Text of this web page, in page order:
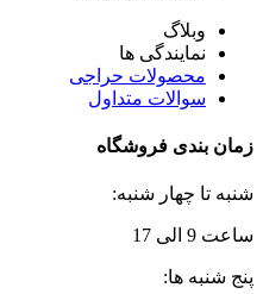
وبلاگ
نمایندگی ها
محصولات حراجی
سوالات متداول
زمان بندی فروشگاه
شنبه تا چهار شنبه:
ساعت 9 الی 17
پنج شنبه ها: